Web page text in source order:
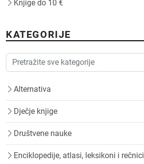
Knjige do 10 €
KATEGORIJE
Alternativa
Dječje knjige
Društvene nauke
Enciklopedije, atlasi, leksikoni i rečnici